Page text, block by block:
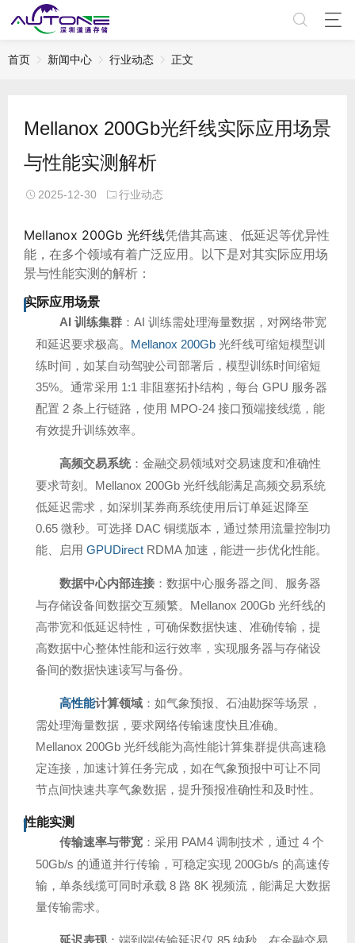
首页 新闻中心 行业动态 正文
Mellanox 200Gb光纤线实际应用场景
与性能实测解析
2025-12-30 行业动态
Mellanox 200Gb 光纤线凭借其高速、低延迟等优异性
能，在多个领域有着广泛应用。以下是对其实际应用场
景与性能实测的解析：
实际应用场景
AI 训练集群 ：AI 训练需处理海量数据，对网络带宽
和延迟要求极高。 Mellanox 200Gb 光纤线可缩短模型训
练时间，如某自动驾驶公司部署后，模型训练时间缩短
35%。通常采用 1:1 非阻塞拓扑结构，每台 GPU 服务器
配置 2 条上行链路，使用 MPO-24 接口预端接线缆，能
有效提升训练效率。
高频交易系统：金融交易领域对交易速度和准确性
要求苛刻。Mellanox 200Gb 光纤线能满足高频交易系统
低延迟需求，如深圳某券商系统使用后订单延迟降至
0.65 微秒。可选择 DAC 铜缆版本，通过禁用流量控制功
能、启用 GPUDirect RDMA 加速，能进一步优化性能。
数据中心内部连接 ：数据中心服务器之间、服务器
与存储设备间数据交互频繁。Mellanox 200Gb 光纤线的
高带宽和低延迟特性，可确保数据快速、准确传输，提
高数据中心整体性能和运行效率，实现服务器与存储设
备间的数据快速读写与备份。
高性能计算领域 ：如气象预报、石油勘探等场景，
需处理海量数据，要求网络传输速度快且准确。
Mellanox 200Gb 光纤线能为高性能计算集群提供高速稳
定连接，加速计算任务完成，如在气象预报中可让不同
节点间快速共享气象数据，提升预报准确性和及时性。
性能实测
传输速率与带宽 ：采用 PAM4 调制技术，通过 4 个
50Gb/s 的通道并行传输，可稳定实现 200Gb/s 的高速传
输，单条线缆可同时承载 8 路 8K 视频流，能满足大数据
量传输需求。
延迟表现：端到端传输延迟仅 85 纳秒，在金融交易